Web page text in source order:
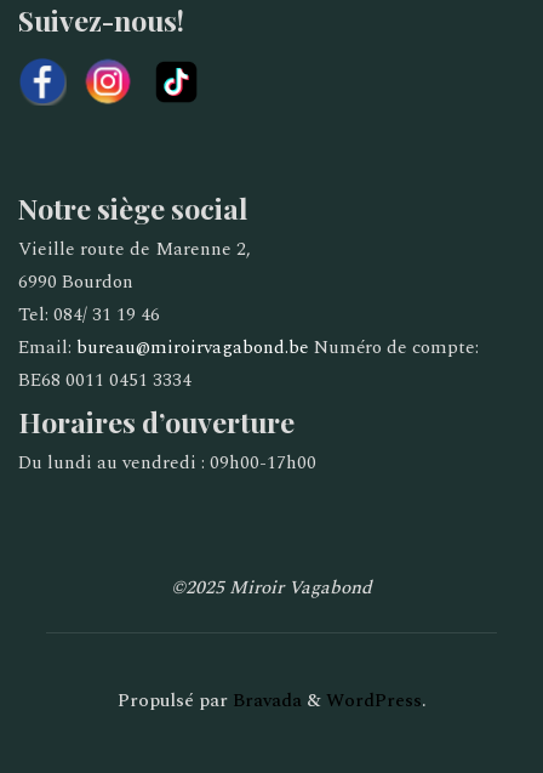
Suivez-nous!
Notre siège social
Vieille route de Marenne 2,
6990 Bourdon
Tel: 084/ 31 19 46
Email: bureau@miroirvagabond.be Numéro de compte:
BE68 0011 0451 3334
Horaires d’ouverture
Du lundi au vendredi : 09h00-17h00
©2025 Miroir Vagabond
Propulsé parBravada & WordPress.